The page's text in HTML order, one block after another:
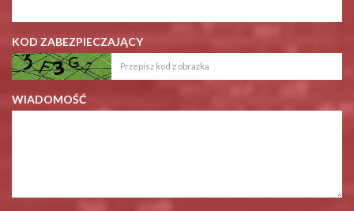
KOD ZABEZPIECZAJĄCY
WIADOMOŚĆ